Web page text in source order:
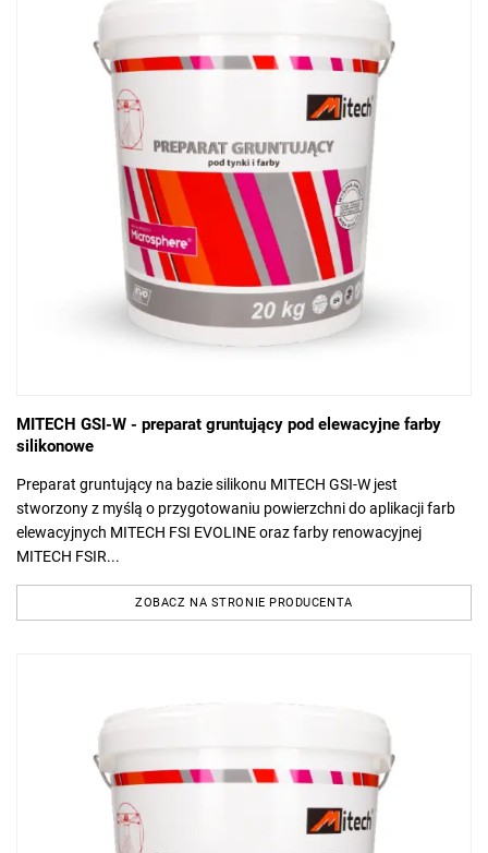
MITECH GSI-W - preparat gruntujący pod elewacyjne farby
silikonowe
Preparat gruntujący na bazie silikonu MITECH GSI-W jest
stworzony z myślą o przygotowaniu powierzchni do aplikacji farb
elewacyjnych MITECH FSI EVOLINE oraz farby renowacyjnej
MITECH FSIR...
ZOBACZ NA STRONIE PRODUCENTA